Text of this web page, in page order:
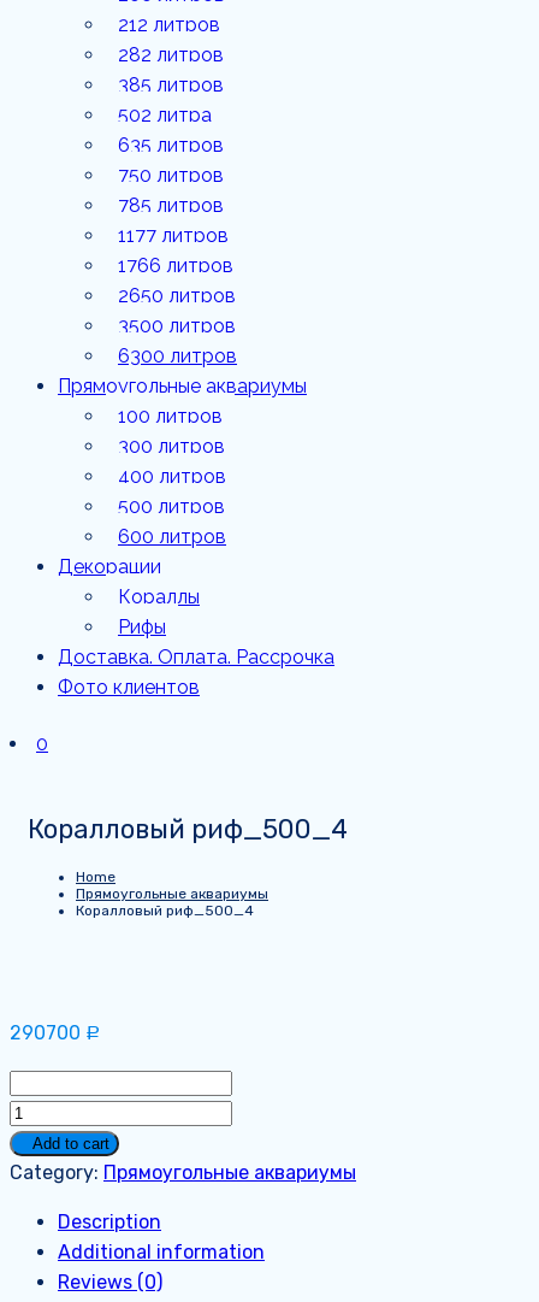
1177
1766
литров
2650
литров
3500
литров
6300
литров
212 литров
282 литров
385 литров
502 литра
635 литров
750 литров
785 литров
1177 литров
1766 литров
2650 литров
3500 литров
6300 литров
Прямоугольные аквариумы
100 литров
300 литров
400 литров
500 литров
600 литров
Декорации
Кораллы
Рифы
Доставка. Оплата. Рассрочка
Фото клиентов
0
Коралловый риф_500_4
Home
Прямоугольные аквариумы
Коралловый риф_500_4
290700 Р
Коралловый
риф_500_4
quantity
Add to cart
Category: Прямоугольные аквариумы
Description
Additional information
Reviews (0)